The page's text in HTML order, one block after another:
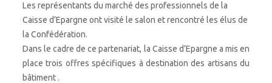
Les représentants du marché des professionnels de la
Caisse d’Epargne ont visité le salon et rencontré les élus de
la Confédération.
Dans le cadre de ce partenariat, la Caisse d’Epargne a mis en
place trois offres spécifiques à destination des artisans du
bâtiment .